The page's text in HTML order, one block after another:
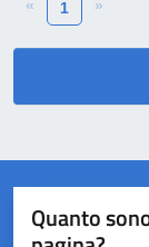
« 1 »
Quanto